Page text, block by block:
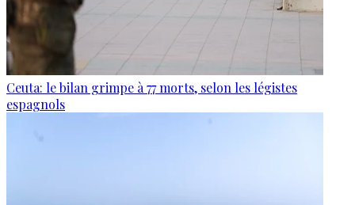
Ceuta: le bilan grimpe à 77 morts, selon les légistes
espagnols